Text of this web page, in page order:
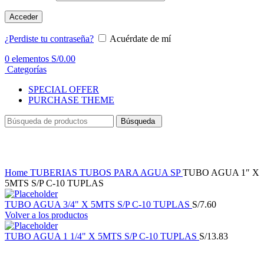
Acceder
¿Perdiste tu contraseña?
Acuérdate de mí
0 elementos S/0.00
Categorías
SPECIAL OFFER
PURCHASE THEME
Búsqueda
Home TUBERIAS TUBOS PARA AGUA SPTUBO AGUA 1″ X
5MTS S/P C-10 TUPLAS
TUBO AGUA 3/4" X 5MTS S/P C-10 TUPLAS S/7.60
Volver a los productos
TUBO AGUA 1 1/4" X 5MTS S/P C-10 TUPLAS S/13.83